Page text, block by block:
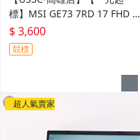
標】MSI GE73 7RD 17 FHD i7
-7700HQ 8G 256G SSD+1T H
DD GTX 1050 Ti 4G
$ 3,600
競標
超人氣賣家